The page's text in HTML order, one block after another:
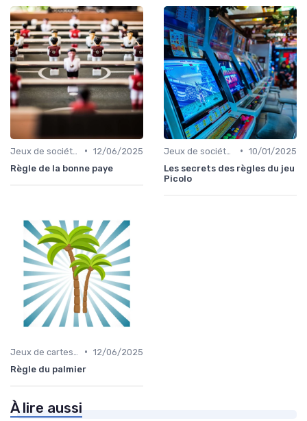
• 12/06/2025
Règle de la bonne paye
• 10/01/2025
Les secrets des règles du jeu
Picolo
• 12/06/2025
Règle du palmier
À lire aussi